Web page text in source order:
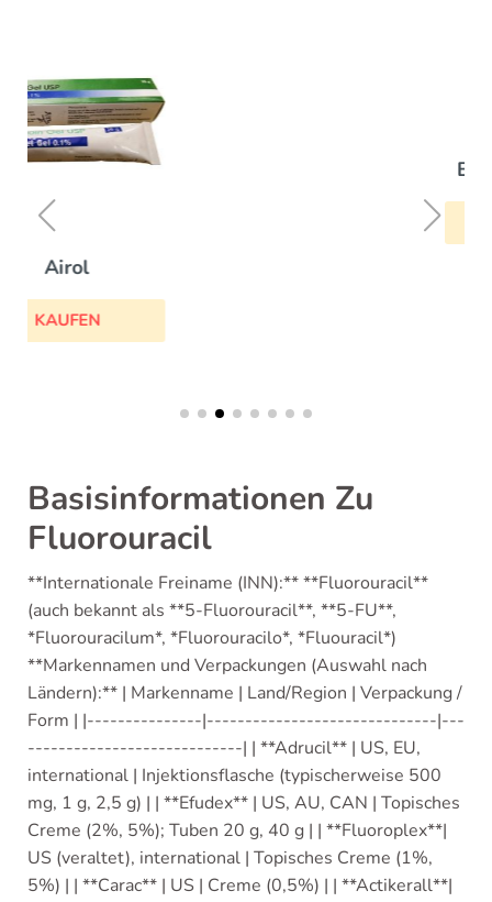
Basisinformationen Zu
Fluorouracil
**Internationale Freiname (INN):** **Fluorouracil**
(auch bekannt als **5-Fluorouracil**, **5-FU**,
*Fluorouracilum*, *Fluorouracilo*, *Fluouracil*)
**Markennamen und Verpackungen (Auswahl nach
Ländern):** | Markenname | Land/Region | Verpackung /
Form | |---------------|------------------------------|---
----------------------------| | **Adrucil** | US, EU,
international | Injektionsflasche (typischerweise 500
mg, 1 g, 2,5 g) | | **Efudex** | US, AU, CAN | Topisches
Creme (2%, 5%); Tuben 20 g, 40 g | | **Fluoroplex**|
US (veraltet), international | Topisches Creme (1%,
5%) | | **Carac** | US | Creme (0,5%) | | **Actikerall**|